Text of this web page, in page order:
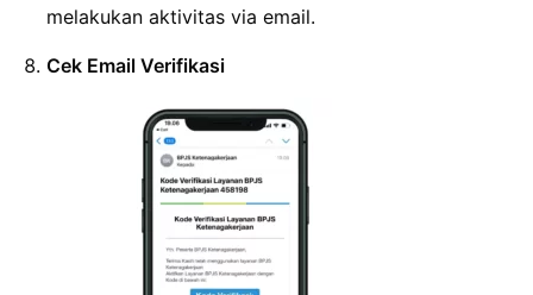
melakukan aktivitas via email.
Cek Email Verifikasi